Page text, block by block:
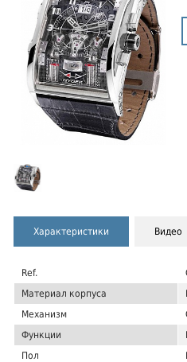
Характеристики Видео
Ref.
Материал корпуса
Механизм
Функции
Пол